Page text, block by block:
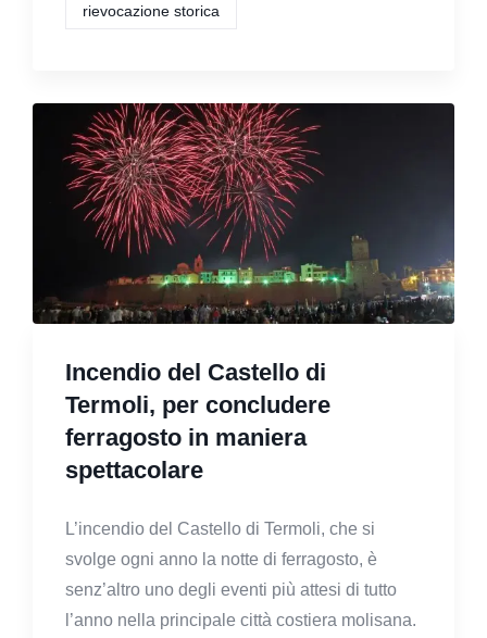
rievocazione storica
Incendio del Castello di
Termoli, per concludere
ferragosto in maniera
spettacolare
L’incendio del Castello di Termoli, che si
svolge ogni anno la notte di ferragosto, è
senz’altro uno degli eventi più attesi di tutto
l’anno nella principale città costiera molisana.